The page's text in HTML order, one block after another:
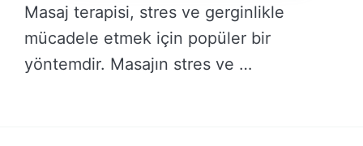
Masaj terapisi, stres ve gerginlikle
mücadele etmek için popüler bir
yöntemdir. Masajın stres ve …